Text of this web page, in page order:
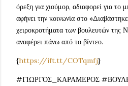
όρεξη για χιούμορ, αδιαφορεί για το
αφήνει την κοινωνία στο
χειροκροτήματα των βουλευτών της
αναφέρει πάνω από το βίντεο.
{https://ift.tt/COTqmfj}
#ΓΙΩΡΓΟΣ_ΚΑΡΑΜΕΡΟΣ